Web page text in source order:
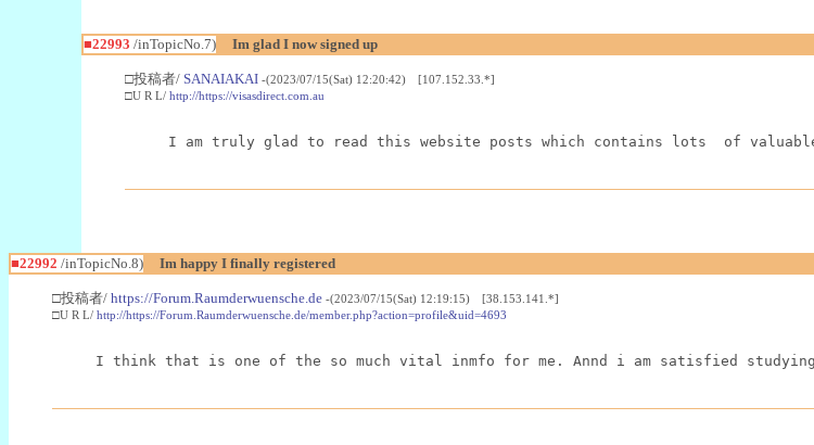
■22993 /inTopicNo.7) Im glad I now signed up
□投稿者/ SANAIAKAI -(2023/07/15(Sat) 12:20:42) [107.152.33.*]
□U R L/ http://https://visasdirect.com.au
I am truly glad to read this website posts which contains lots  of
■22992 /inTopicNo.8) Im happy I finally registered
□投稿者/ https://Forum.Raumderwuensche.de -(2023/07/15(Sat) 12:19:15) [38.153.141.*]
□U R L/ http://https://Forum.Raumderwuensche.de/member.php?action=profile&uid=4693
I think that is one of the so much vital inmfo for me. Annd i am satisfied